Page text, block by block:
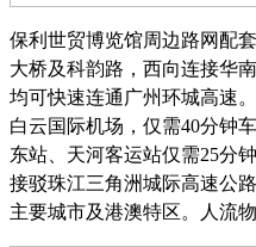
保利世贸博览馆周边路网配
大桥及科韵路，西向连接华
均可快速连通广州环城高速
白云国际机场，仅需40分钟
东站、天河客运站仅需25分
接驳珠江三角洲城际高速公
主要城市及港澳特区。人流